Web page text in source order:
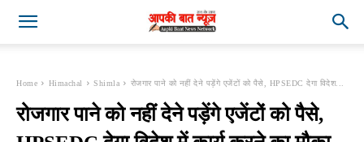
Home Himachal Shimla रोजगार पाने को नहीं देने पड़ेंगे एजेंटों को पैसे, HPSEDC देगा विदेश...
रोजगार पाने को नहीं देने पड़ेंगे एजेंटों को पैसे,